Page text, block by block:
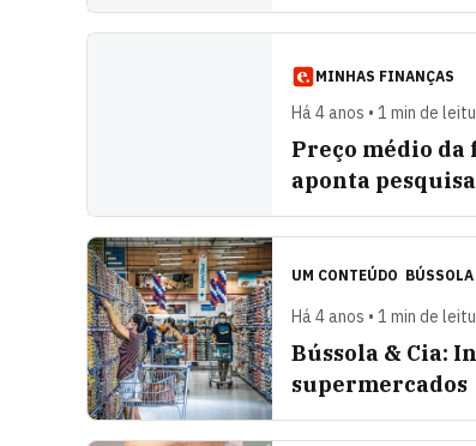
MINHAS FINANÇAS
Há 4 anos • 1 min de
Preço médio
aponta pesquisa
UM CONTEÚDO BÚSSOLA
Há 4 anos • 1 min de
Bússola & Cia:
supermercados